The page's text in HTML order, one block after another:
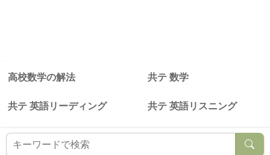
高校数学の解法 共テ 数学
共テ 英語リーディング 共テ 英語リスニング